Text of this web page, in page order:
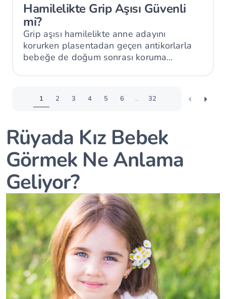
Hamilelikte Grip Aşısı Güvenli
mi?
Grip aşısı hamilelikte anne adayını
korurken plasentadan geçen antikorlarla
bebeğe de doğum sonrası koruma
1 2 3 4 5 6 ... 32
Rüyada Kız Bebek
Görmek Ne Anlama
Geliyor?